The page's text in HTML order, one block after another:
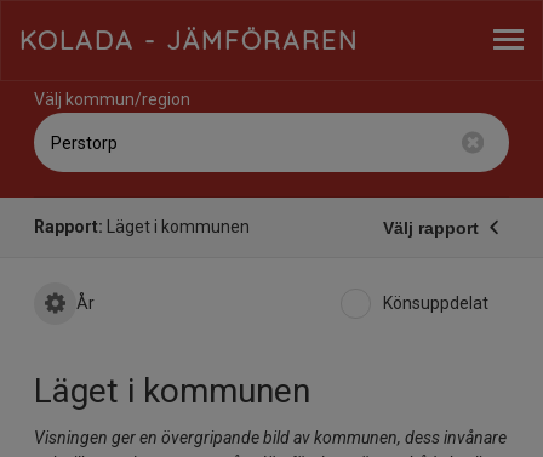
KOLADA - JÄMFÖRAREN
Välj kommun/region
Rapport: Läget i kommunen Välj rapport
År Könsuppdelat
Läget i kommunen
Visningen ger en övergripande bild av kommunen, dess invånare